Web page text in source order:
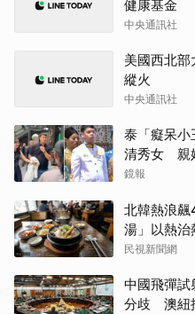
健康基金
中央通訊社
美國西北
縱火
中央通訊社
泰「癡呆小
清秀女 親
鏡報
北韓熱浪
湯」以熱治
民視新聞網
中國飛彈試
分歧 澳紐